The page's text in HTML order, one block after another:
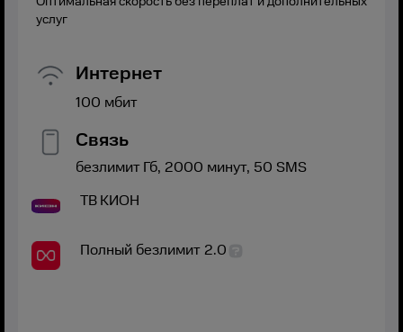
услуг
Интернет
100 мбит
Связь
безлимитГб, 2000 минут, 50 SMS
ТВКИОН
Полный безлимит 2.0